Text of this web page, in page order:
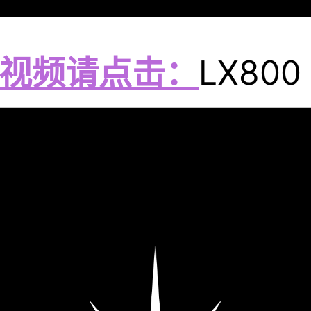
频请点击： LX800